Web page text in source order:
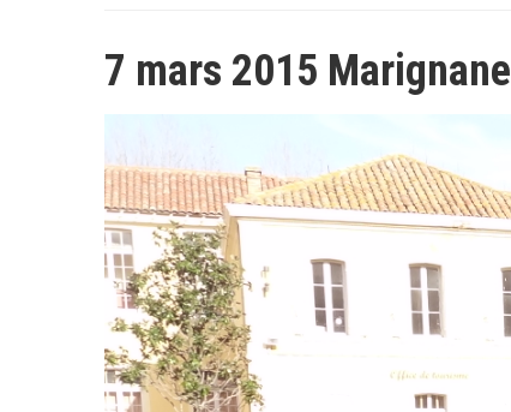
7 mars 2015 Marignane